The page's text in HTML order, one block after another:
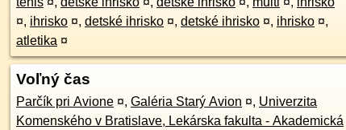
¤, ihrisko ¤, detské ihrisko ¤, detské ihrisko ¤, ihrisko ¤,
atletika ¤
Voľný čas
Parčík pri Avione ¤, Galéria Starý Avion ¤, Univerzita
Komenského v Bratislave, Lekárska fakulta - Akademická